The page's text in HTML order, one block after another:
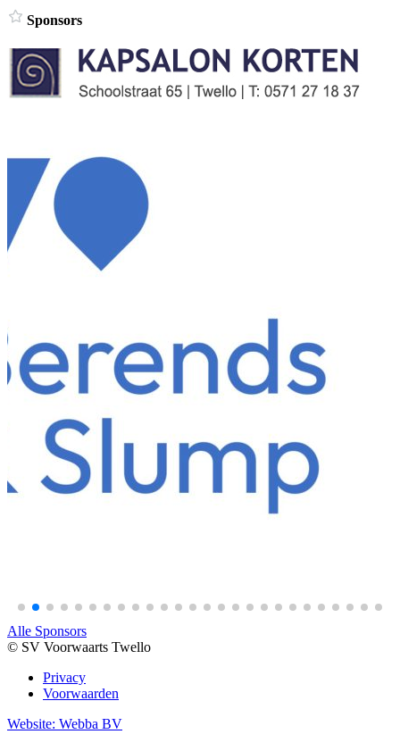
Sponsors
Alle Sponsors
© SV Voorwaarts Twello
Privacy
Voorwaarden
Website: Webba BV